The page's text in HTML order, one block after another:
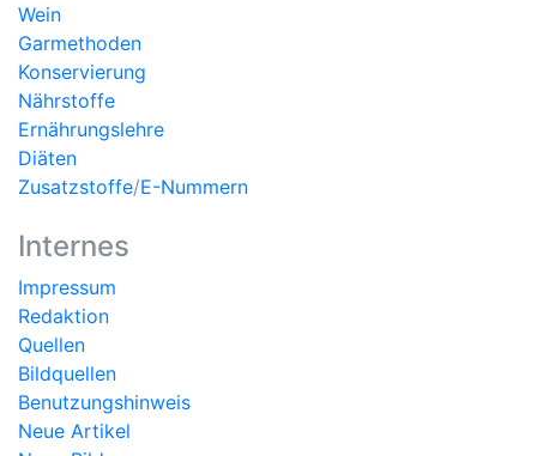
Wein
Garmethoden
Konservierung
Nährstoffe
Ernährungslehre
Diäten
Zusatzstoffe/E-Nummern
Internes
Impressum
Redaktion
Quellen
Bildquellen
Benutzungshinweis
Neue Artikel